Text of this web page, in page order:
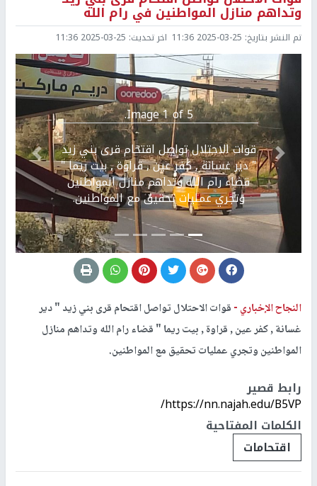
وتداهم منازل المواطنين في رام الله
تم النشر بتاريخ: 2025-03-25 11:36 اخر تحديث: 2025-03-25 11:36
Image 1 of 5.
قوات الاحتلال تواصل اقتحام قرى بني زيد
" دير غسانة , كفر عين , قراوة , بيت ريما "
قضاء رام الله وتداهم منازل المواطنين
وتجري عمليات تحقيق مع المواطنين.
Previous التالي
النجاح الإخباري -قوات الاحتلال تواصل اقتحام قرى بني زيد " دير
غسانة , كفر عين , قراوة , بيت ريما " قضاء رام الله وتداهم منازل
المواطنين وتجري عمليات تحقيق مع المواطنين.
رابط قصير
https://nn.najah.edu/B5VP/
الكلمات المفتاحية
اقتحامات